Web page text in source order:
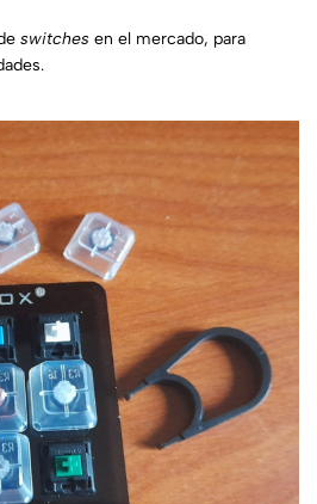
switches en el mercado, para